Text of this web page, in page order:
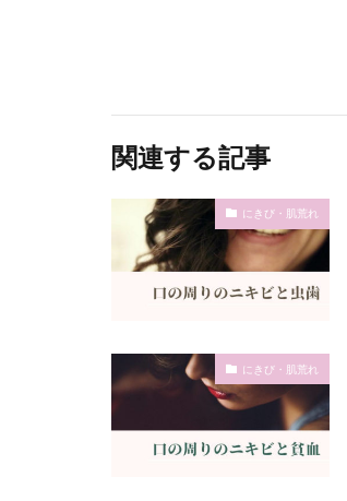
関連する記事
にきび・肌荒れ
にきび・肌荒れ